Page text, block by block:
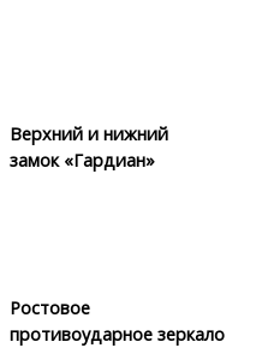
Верхний и нижний
замок «Гардиан»
Ростовое
противоударное зеркало